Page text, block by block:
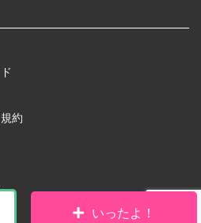
いったよ！
約